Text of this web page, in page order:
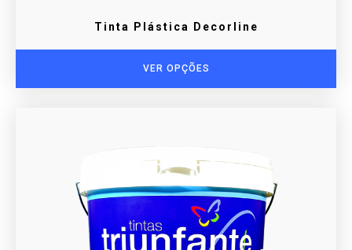
Tinta Plástica Decorline
VER OPÇÕES